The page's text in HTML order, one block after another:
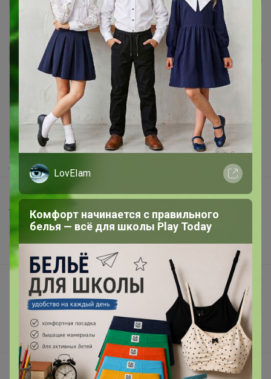
Реклама
Как здесь все устроено?
Как сделать заказ?
Как получить?
Доставка
Шоурумы
Торговые марки
Наша команда
В наличии
Подарочные сертификаты
Реклама на сайте
Поставщикам
Вакансии
support@24-ok.ru
LovEIam
Комфорт начинается с правильного
белья — всё для школы Play Today